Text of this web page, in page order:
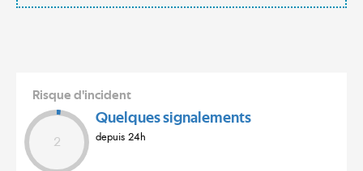
Risque d'incident
2
Quelques signalements
depuis 24h